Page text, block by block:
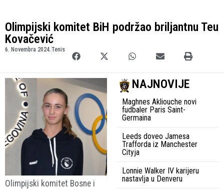
Olimpijski komitet BiH podržao briljantnu Teu
Kovačević
6. Novembra 2024.Tenis
Olimpijski komitet Bosne i
NAJNOVIJE
Maghnes Akliouche novi
fudbaler Paris Saint-
Germaina
Leeds doveo Jamesa
Trafforda iz Manchester
Cityja
Lonnie Walker IV karijeru
nastavlja u Denveru